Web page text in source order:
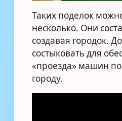
Таких поделок
несколько. Они
создавая городок.
состыковать для
«проезда» машин
городу.